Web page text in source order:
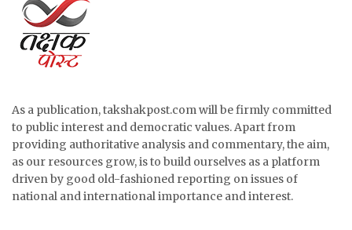
As a publication, takshakpost.com will be firmly committed
to public interest and democratic values. Apart from
providing authoritative analysis and commentary, the aim,
as our resources grow, is to build ourselves as a platform
driven by good old-fashioned reporting on issues of
national and international importance and interest.